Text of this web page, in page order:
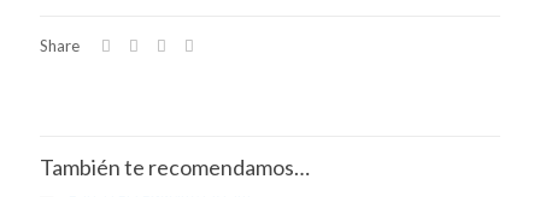
Share
También te recomendamos…